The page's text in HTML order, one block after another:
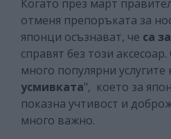
Когато през март
отменя препоръката за
японци осъзнават, че са
справят без този
много популярни услугите
усмивката", което за
показна учтивост и
много важно.